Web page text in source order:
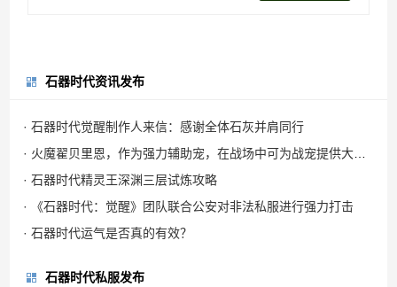
石器时代资讯发布
· 石器时代觉醒制作人来信：感谢全体石灰并肩同行
· 石器时代精灵王深渊三层试炼攻略
· 《石器时代：觉醒》团队联合公安对非法私服进行强力打击
· 石器时代运气是否真的有效？
石器时代私服发布